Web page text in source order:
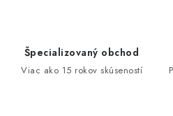
Špecializovaný obchod
Viac ako 15 rokov skúseností